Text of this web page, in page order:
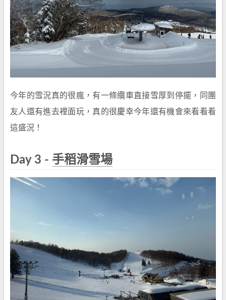
今年的雪況真的很瘋，有一條纜車直接雪厚到停擺，同團
友人還有進去裡面玩，真的很慶幸今年還有機會來看看看
這盛況！
Day 3 - 手稻滑雪場